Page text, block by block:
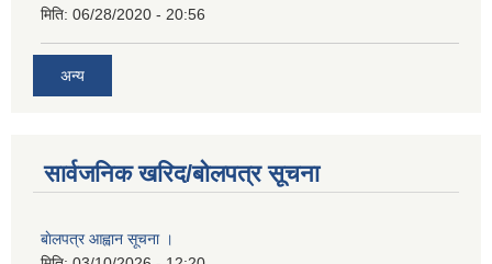
मिति: 06/28/2020 - 20:56
अन्य
सार्वजनिक खरिद/बोलपत्र सूचना
बाेलपत्र आह्वान सूचना ।